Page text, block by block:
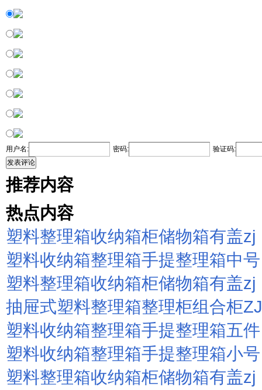
用户名: 密码:
验证码:
发表评论
推荐内容
热点内容
塑料整理箱收纳箱柜储物箱有盖zj
塑料收纳箱整理箱手提整理箱中号
塑料整理箱收纳箱柜储物箱有盖zj
抽屉式塑料整理箱整理柜组合柜ZJ
塑料收纳箱整理箱手提整理箱五件
塑料收纳箱整理箱手提整理箱小号
塑料整理箱收纳箱柜储物箱有盖zj